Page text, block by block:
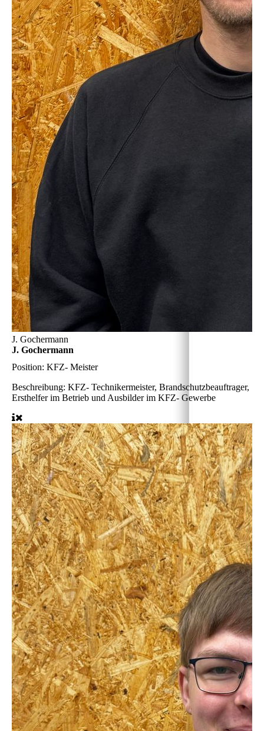
J. Gochermann
J. Gochermann
Position: KFZ- Meister
Beschreibung: KFZ- Technikermeister, Brandschutzbeauftrager,
Ersthelfer im Betrieb und Ausbilder im KFZ- Gewerbe